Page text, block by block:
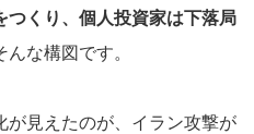
つくり、個人投資家は下落局
んな構図です。
が見えたのが、イラン攻撃が